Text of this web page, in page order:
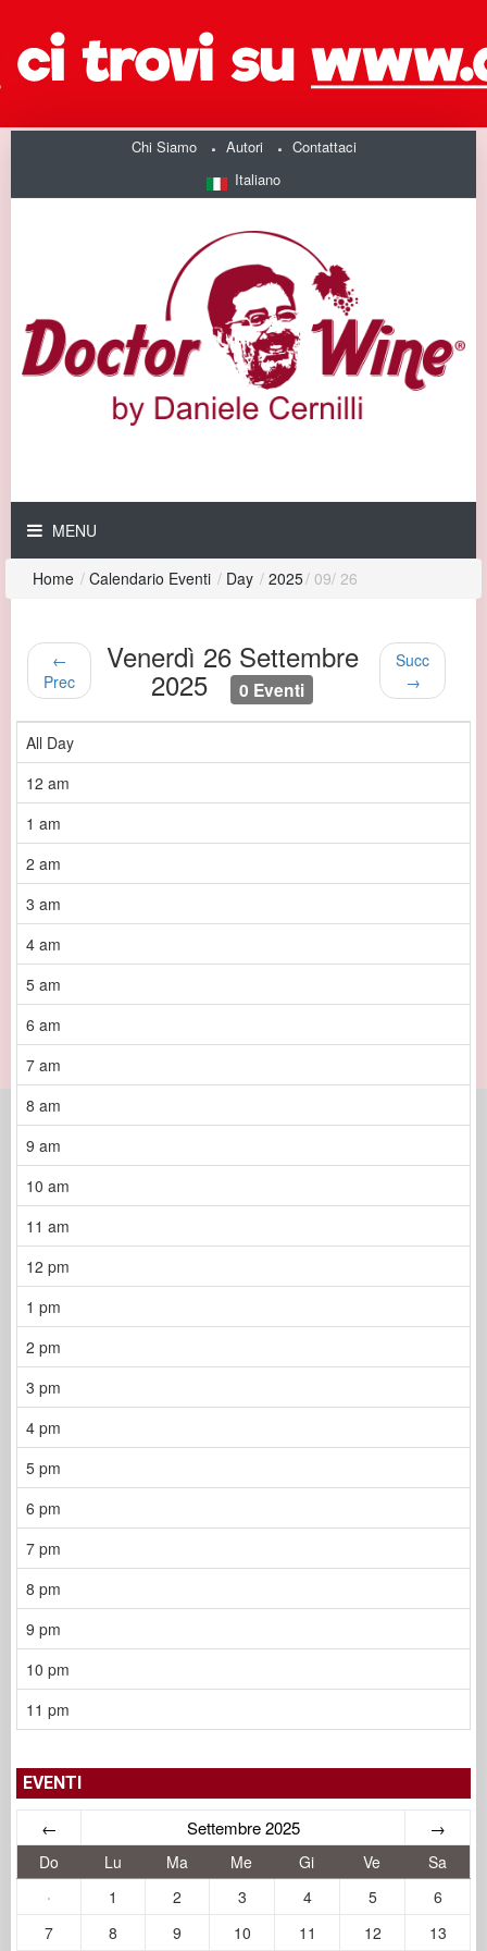
Chi Siamo Autori
Contattaci
Italiano
MENU
Home / Calendario Eventi / Day / 2025/ 09/ 26
←
Prec
Venerdì 26 Settembre
2025 0 Eventi
Succ
→
All Day
12 am
1 am
2 am
3 am
4 am
5 am
6 am
7 am
8 am
9 am
10 am
11 am
12 pm
1 pm
2 pm
3 pm
4 pm
5 pm
6 pm
7 pm
8 pm
9 pm
10 pm
11 pm
EVENTI
← Settembre 2025 →
Do Lu Ma Me Gi Ve
Sa
·
1 2 3 4 5
6
7
8 9 10 11 12 13